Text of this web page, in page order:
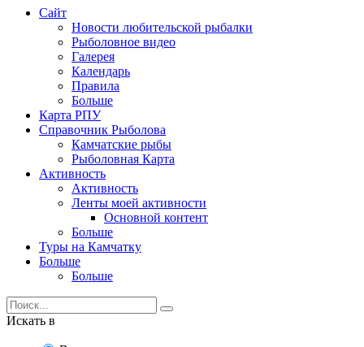
Сайт
Новости любительской рыбалки
Рыболовное видео
Галерея
Календарь
Правила
Больше
Карта РПУ
Справочник Рыболова
Камчатские рыбы
Рыболовная Карта
Активность
Активность
Ленты моей активности
Основной контент
Больше
Туры на Камчатку
Больше
Больше
Искать в